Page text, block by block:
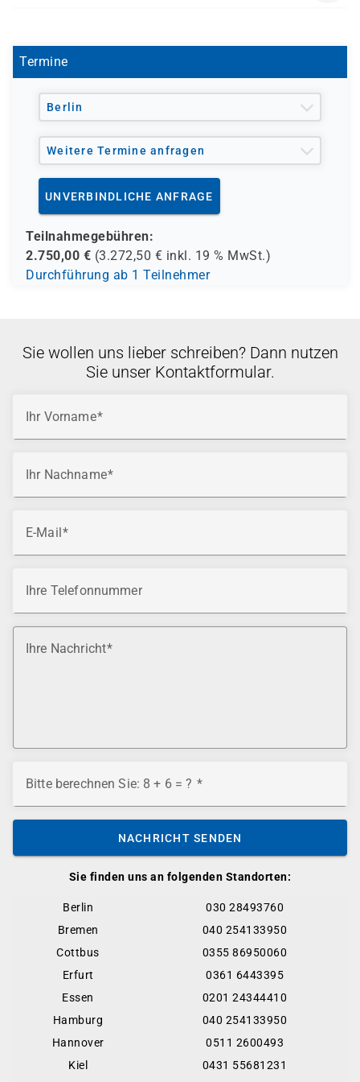
- regionale Einrichtungen
und andere Träger möglich
Termine
Berlin
Weitere Termine anfragen
UNVERBINDLICHE ANFRAGE
Teilnahmegebühren:
2.750,00 € (3.272,50 € inkl. 19 % MwSt.)
Durchführung ab 1 Teilnehmer
Sie finden uns an folgenden Standorten:
Berlin
030 28493760
Bremen
040 254133950
Cottbus
0355 86950060
Erfurt
0361 6443395
Essen
0201 24344410
Hamburg
040 254133950
Hannover
0511 2600493
Kiel
0431 55681231
Sie wollen uns lieber schreiben? Dann nutzen
Sie unser Kontaktformular.
Ihr Vorname
Ihr Nachname
E-Mail
Ihre Telefonnummer
Ihre Nachricht
Bitte berechnen Sie: 8 + 6 = ?
NACHRICHT SENDEN